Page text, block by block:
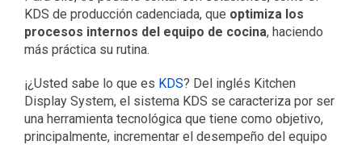
KDS de producción cadenciada, que optimiza los
procesos internos del equipo de cocina, haciendo
más práctica su rutina.
¡¿Usted sabe lo que es KDS? Del inglés Kitchen
Display System, el sistema KDS se caracteriza por ser
una herramienta tecnológica que tiene como objetivo,
principalmente, incrementar el desempeño del equipo